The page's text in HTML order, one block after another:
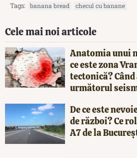
Tags: banana bread checul cu banane
Cele mai noi articole
Anatomia unui
ce este zona
tectonică?
următorul
De ce este
de război? Ce
A7 de la